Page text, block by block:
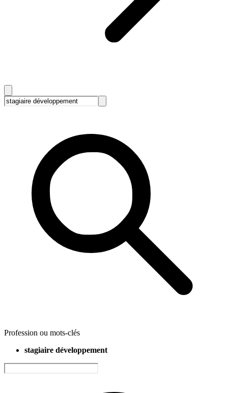
Profession ou mots-clés
stagiaire développement